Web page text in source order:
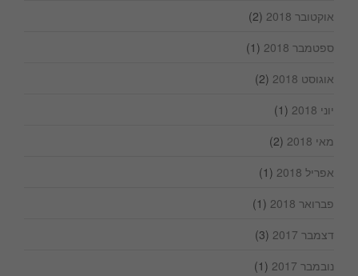
אוקטובר 2018
(2)
ספטמבר 2018
(1)
אוגוסט 2018
(2)
יוני 2018
(1)
מאי 2018
(2)
אפריל 2018
(1)
פברואר 2018
(1)
דצמבר 2017
(3)
נובמבר 2017
(1)